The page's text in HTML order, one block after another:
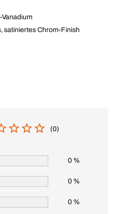
Vanadium
satiniertes Chrom-Finish
(0)
0 %
0 %
0 %